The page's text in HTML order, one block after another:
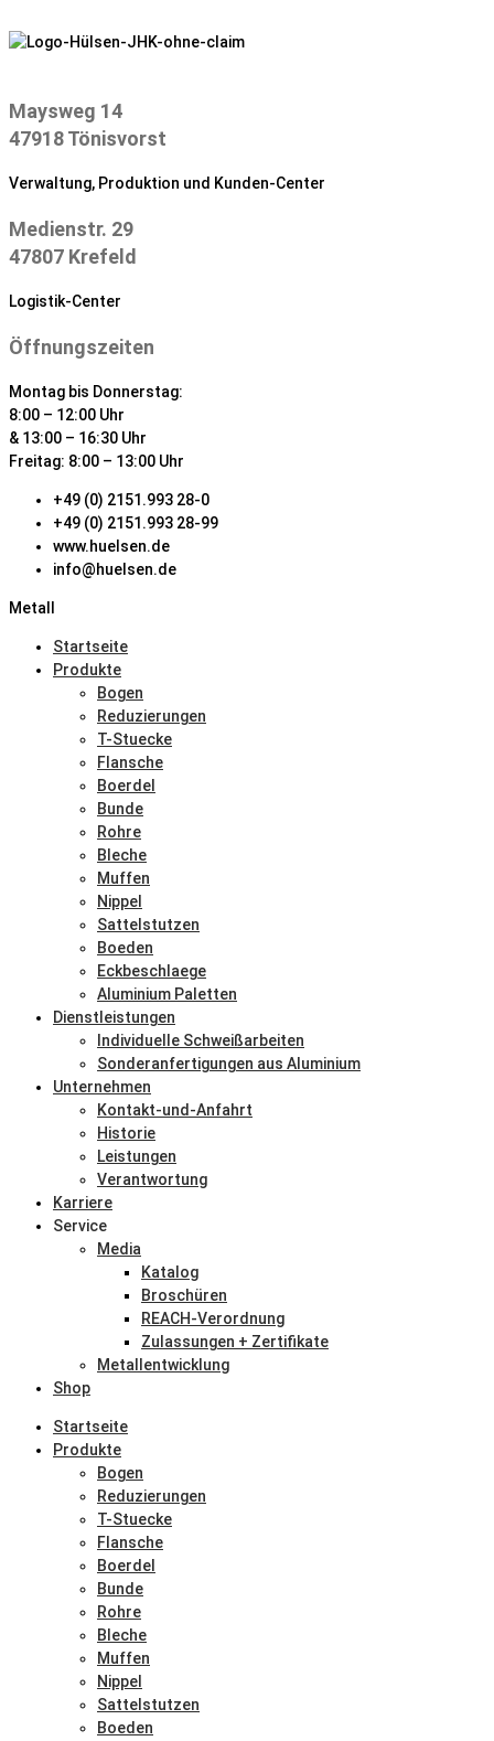
Inhalt
Maysweg 14
47918 Tönisvorst
Verwaltung, Produktion und Kunden-Center
Medienstr. 29
47807 Krefeld
Logistik-Center
Öffnungszeiten
Montag bis Donnerstag:
8:00 – 12:00 Uhr
& 13:00 – 16:30 Uhr
Freitag: 8:00 – 13:00 Uhr
+49 (0) 2151.993 28-0
+49 (0) 2151.993 28-99
www.huelsen.de
info@huelsen.de
Metall
Startseite
Produkte
Bogen
Reduzierungen
T-Stuecke
Flansche
Boerdel
Bunde
Rohre
Bleche
Muffen
Nippel
Sattelstutzen
Boeden
Eckbeschlaege
Aluminium Paletten
Dienstleistungen
Individuelle Schweißarbeiten
Sonderanfertigungen aus Aluminium
Unternehmen
Kontakt-und-Anfahrt
Historie
Leistungen
Verantwortung
Karriere
Service
Media
Katalog
Broschüren
REACH-Verordnung
Zulassungen + Zertifikate
Metallentwicklung
Shop
Startseite
Produkte
Bogen
Reduzierungen
T-Stuecke
Flansche
Boerdel
Bunde
Rohre
Bleche
Muffen
Nippel
Sattelstutzen
Boeden